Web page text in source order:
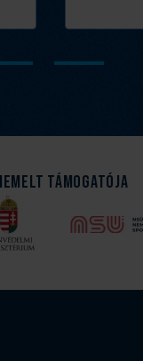
támogatója